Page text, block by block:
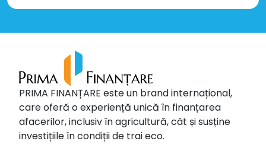
PRIMA FINANȚARE este un brand internațional,
care oferă o experiență unică în finanțarea
afacerilor, inclusiv în agricultură, cât și susține
investițiile în condiții de trai eco.